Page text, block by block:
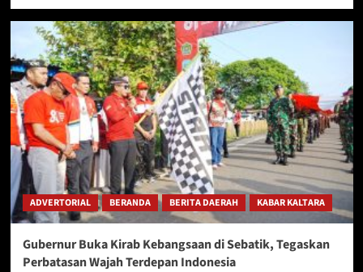
ADVERTORIAL BERANDA BERITA DAERAH KABAR KALTARA
Gubernur Buka Kirab Kebangsaan di Sebatik, Tegaskan
Perbatasan Wajah Terdepan Indonesia